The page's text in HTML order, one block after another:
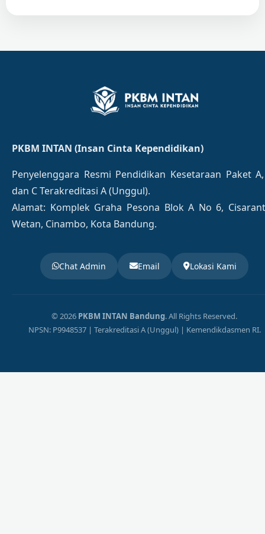
PKBM INTAN (Insan Cinta Kependidikan)
Penyelenggara Resmi Pendidikan Kesetaraan Paket
dan C Terakreditasi A (Unggul).
Alamat: Komplek Graha Pesona Blok A No 6,
Wetan, Cinambo, Kota Bandung.
Chat Admin Email Lokasi Kami
© 2026 PKBM INTAN Bandung. All Rights Reserved.
NPSN: P9948537 | Terakreditasi A (Unggul) | Kemendikdasmen RI.